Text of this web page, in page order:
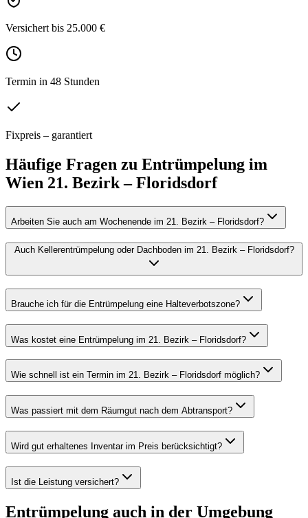
Versichert bis 25.000 €
Termin in 48 Stunden
Fixpreis – garantiert
Häufige Fragen zu Entrümpelung im
Wien 21. Bezirk – Floridsdorf
Arbeiten Sie auch am Wochenende im 21. Bezirk – Floridsdorf?
Auch Kellerentrümpelung oder Dachboden im 21. Bezirk – Floridsdorf?
Brauche ich für die Entrümpelung eine Halteverbotszone?
Was kostet eine Entrümpelung im 21. Bezirk – Floridsdorf?
Wie schnell ist ein Termin im 21. Bezirk – Floridsdorf möglich?
Was passiert mit dem Räumgut nach dem Abtransport?
Wird gut erhaltenes Inventar im Preis berücksichtigt?
Ist die Leistung versichert?
Entrümpelung auch in der Umgebung